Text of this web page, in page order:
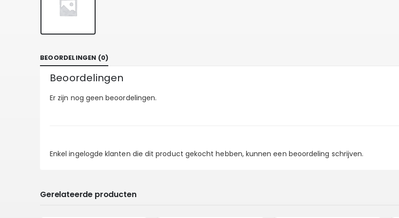
BEOORDELINGEN (0)
Beoordelingen
Er zijn nog geen beoordelingen.
Enkel ingelogde klanten die dit product gekocht hebben, kunnen een beoordeling schrijven.
Gerelateerde producten